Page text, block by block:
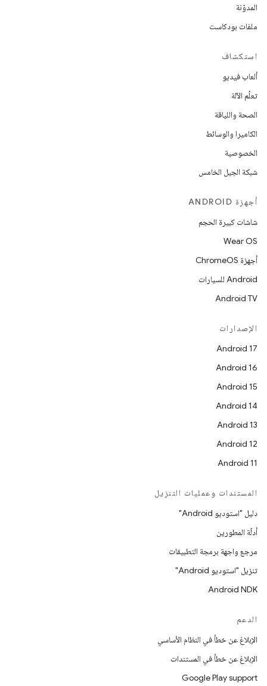
المدوّنة
ملفات بودكاست
استكشاف
ألعاب فيديو
تعلُم الآلة
الصحة واللياقة
الكاميرا والوسائط
الخصوصية
شبكة الجيل الخامس
أجهزة ANDROID
شاشات كبيرة الحجم
Wear OS
أجهزة ChromeOS
Android للسيارات
Android TV
الإصدارات
Android 17
Android 16
Android 15
Android 14
Android 13
Android 12
Android 11
المستندات وعمليات التنزيل
دليل "استوديو Android"
أدلّة المطورين
مرجع واجهة برمجة التطبيقات
تنزيل "استوديو Android"
Android NDK
الدعم
الإبلاغ عن خطأ في النظام الأساسي
الإبلاغ عن خطأ في المستندات
Google Play support